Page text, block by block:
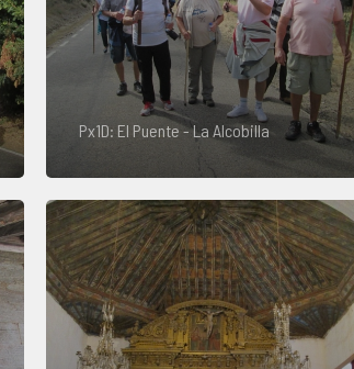
Px1D: El Puente - La Alcobilla